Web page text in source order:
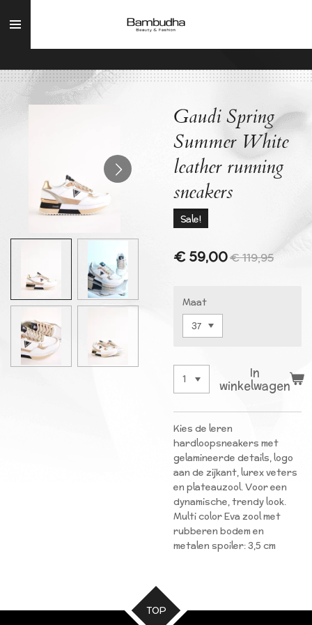
direct
hoofdinhoud
Gaudi Spring
Summer White
leather running
sneakers
Sale!
€ 59,00€ 119,95
Maat
In
winkelwagen
Kies de leren
hardloopsneakers met
gelamineerde details,logo
aan de zijkant,lurexveters
en plateauzool.Vooreen
dynamische,trendylook.
MulticolorEva zoolmet
rubberen bodem en
metalen spoiler:3,5 cm
TOP